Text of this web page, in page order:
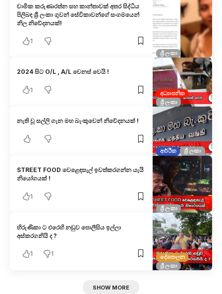
ශ්‍රී ලංකා
චාමික කරුණාරත්න සහ කාන්තාවක් අතර සිද්ධිය
පිලිබඳ ශ්‍රී ලංකා ගුවන් සේවිකාවන්ගේ සංගමයෙන්
නිල නිවේදනයක්!
1
අධ්‍යාපනික
ශ්‍රී ලංකා
2024 සිට O/L , A/L වෙනස් වෙයි !
1
ආර්ථික ශ්‍රී ලංකා
නැති වූ සල්ලි ගැන මහ බැංකුවෙන් නිවේදනයක් !
ශ්‍රී ලංකා
STREET FOOD වෙළෙඳසැල් ඉවත්කරගන්න යැයි
නියෝගයක් !
1
දේශපාලන
ශ්‍රී ලංකා
හිරුණිකා ට එරෙහි නඩුව පොලීසිය ඉල්ලා
අස්කරගනියි ද ?
1 1
SHOW MORE